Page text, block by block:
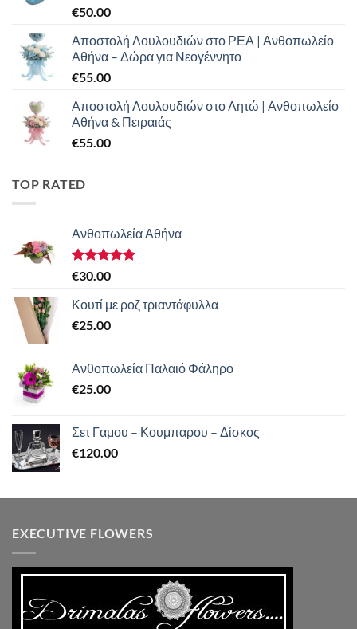
€50.00
Αποστολή Λουλουδιών στο ΡΕΑ | Ανθοπωλείο
Αθήνα – Δώρα για Νεογέννητο
€55.00
Αποστολή Λουλουδιών στο Λητώ | Ανθοπωλείο
Αθήνα & Πειραιάς
€55.00
TOP RATED
Ανθοπωλεία Αθήνα
Βαθμολογήθηκε
από 5
€30.00
Κουτί με ροζ τριαντάφυλλα
€25.00
Ανθοπωλεία Παλαιό Φάληρο
€25.00
Σετ Γαμου – Κουμπαρου – Δίσκος
€120.00
EXECUTIVE FLOWERS